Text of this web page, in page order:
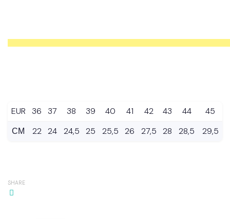
EUR 36 37 38 39 40 41 42 43 44
45
СМ
22 24 24,5 25 25,5 26 27,5 28 28,5 29,5
SHARE